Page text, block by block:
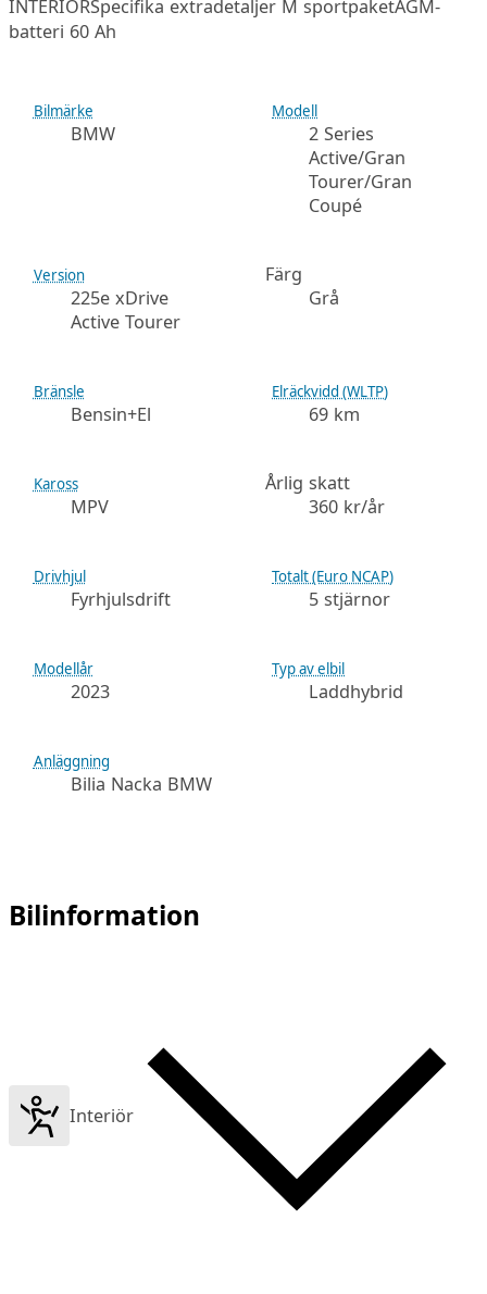
INTERIÖRSpecifika extradetaljer M sportpaketAGM-
batteri 60 Ah
Bilmärke
BMW
Modell
2 Series
Active/Gran
Tourer/Gran
Coupé
Version
225e xDrive
Active Tourer
Färg
Grå
Bränsle
Bensin+El
Elräckvidd (WLTP)
69 km
Kaross
MPV
Årlig skatt
360 kr/år
Drivhjul
Fyrhjulsdrift
Totalt (Euro NCAP)
5 stjärnor
Modellår
2023
Typ av elbil
Laddhybrid
Anläggning
Bilia Nacka BMW
Bilinformation
Interiör